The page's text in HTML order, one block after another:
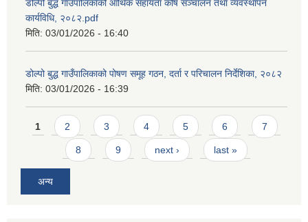
डोल्पो बुद्ध गाउँपालिकाको आर्थिक सहायता कोष सञ्चालन तथा व्यवस्थापन
कार्यविधि, २०८२.pdf
मिति: 03/01/2026 - 16:40
डोल्पो बुद्ध गाउँपालिकाको पोषण समूह गठन, दर्ता र परिचालन निर्देशिका, २०८२
मिति: 03/01/2026 - 16:39
Pages
1 2 3 4 5 6 7
8 9 next › last »
अन्य